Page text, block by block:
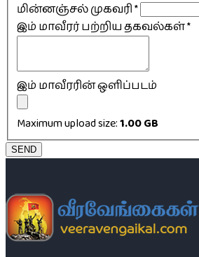
மின்னஞ்சல் முகவரி*
இம் மாவீரர் பற்றிய தகவல்கள்*
இம் மாவீரரின் ஒளிப்படம்
Maximum upload size:1.00 GB
SEND